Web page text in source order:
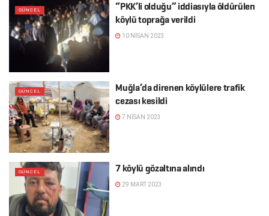
GÜNCEL
“PKK’li olduğu” iddiasıyla öldürülen
köylü toprağa verildi
10 NISAN 2023
GÜNCEL
Muğla’da direnen köylülere trafik
cezası kesildi
7 NISAN 2023
GÜNCEL 7 köylü gözaltına alındı
29 MART 2023